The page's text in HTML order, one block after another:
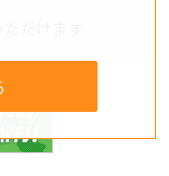
だけます